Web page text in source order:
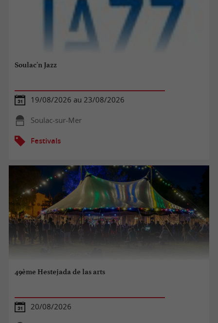
Soulac'n Jazz
19/08/2026 au 23/08/2026
Soulac-sur-Mer
Festivals
49ème Hestejada de las arts
20/08/2026